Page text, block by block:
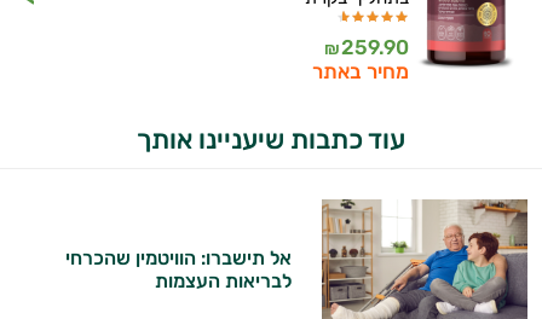
259.90
₪
מחיר באתר
עוד כתבות שיעניינו אותך
אל תישברו: הוויטמין שהכרחי
לבריאות העצמות